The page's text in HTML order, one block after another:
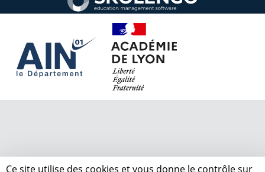
Ce site utilise des cookies et vous donne le contrôle sur